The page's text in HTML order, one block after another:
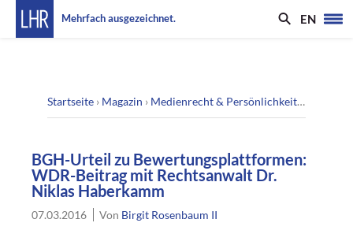
Mehrfach ausgezeichnet. EN
Startseite › Magazin › Medienrecht & Persönlichkeitsrecht
BGH-Urteil zu Bewertungsplattformen:
WDR-Beitrag mit Rechtsanwalt Dr.
Niklas Haberkamm
07.03.2016 Von Birgit Rosenbaum II